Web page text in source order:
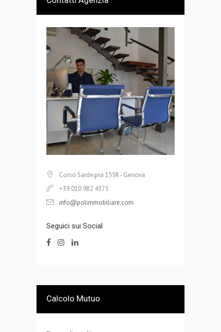
Corso Sardegna 155R - Genova
+39 010 982 4375
info@polimmobiliare.com
Seguici sui Social
Calcolo Mutuo